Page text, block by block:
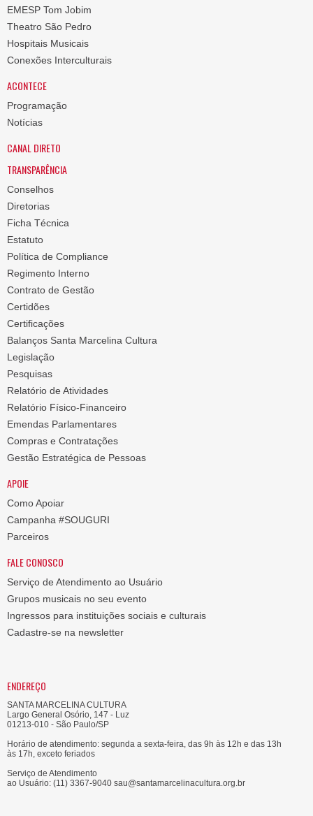
EMESP Tom Jobim
Theatro São Pedro
Hospitais Musicais
Conexões Interculturais
ACONTECE
Programação
Notícias
CANAL DIRETO
TRANSPARÊNCIA
Conselhos
Diretorias
Ficha Técnica
Estatuto
Política de Compliance
Regimento Interno
Contrato de Gestão
Certidões
Certificações
Balanços Santa Marcelina Cultura
Legislação
Pesquisas
Relatório de Atividades
Relatório Físico-Financeiro
Emendas Parlamentares
Compras e Contratações
Gestão Estratégica de Pessoas
APOIE
Como Apoiar
Campanha #SOUGURI
Parceiros
FALE CONOSCO
Serviço de Atendimento ao Usuário
Grupos musicais no seu evento
Ingressos para instituições sociais e culturais
Cadastre-se na newsletter
ENDEREÇO
SANTA MARCELINA CULTURA
Largo General Osório, 147 - Luz
01213-010 - São Paulo/SP
Horário de atendimento: segunda a sexta-feira, das 9h às 12h e das 13h
às 17h, exceto feriados
Serviço de Atendimento
ao Usuário: (11) 3367-9040 sau@santamarcelinacultura.org.br